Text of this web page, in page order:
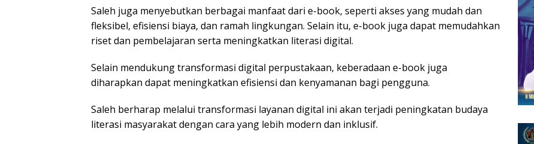
Saleh juga menyebutkan berbagai manfaat dari e-book, seperti akses yang mudah dan
fleksibel, efisiensi biaya, dan ramah lingkungan. Selain itu, e-book juga dapat memudahkan
riset dan pembelajaran serta meningkatkan literasi digital.
Selain mendukung transformasi digital perpustakaan, keberadaan e-book juga
diharapkan dapat meningkatkan efisiensi dan kenyamanan bagi pengguna.
Saleh berharap melalui transformasi layanan digital ini akan terjadi peningkatan budaya
literasi masyarakat dengan cara yang lebih modern dan inklusif.